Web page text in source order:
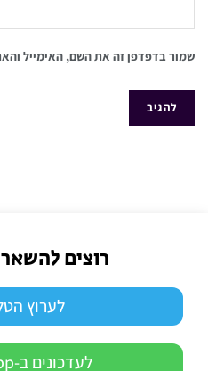
שמור בדפדפן זה את השם, האימייל
רוצים
לערוץ
לעדכונים ב-Whatsapp